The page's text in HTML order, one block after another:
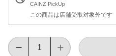
CAINZ PickUp
この商品は店舗受取対象外です